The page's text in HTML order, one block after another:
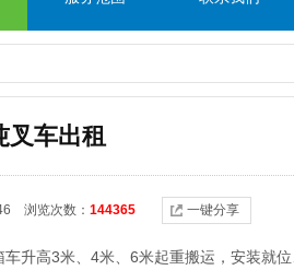
叉车出租
浏览次数： 144365 一键分享
升高3米、4米、6米起重搬运，安装就